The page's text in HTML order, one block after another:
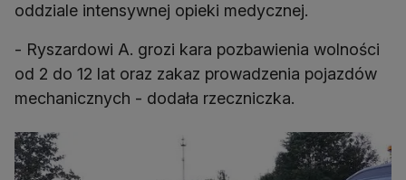
oddziale intensywnej opieki medycznej.
- Ryszardowi A. grozi kara pozbawienia wolności
od 2 do 12 lat oraz zakaz prowadzenia pojazdów
mechanicznych - dodała rzeczniczka.